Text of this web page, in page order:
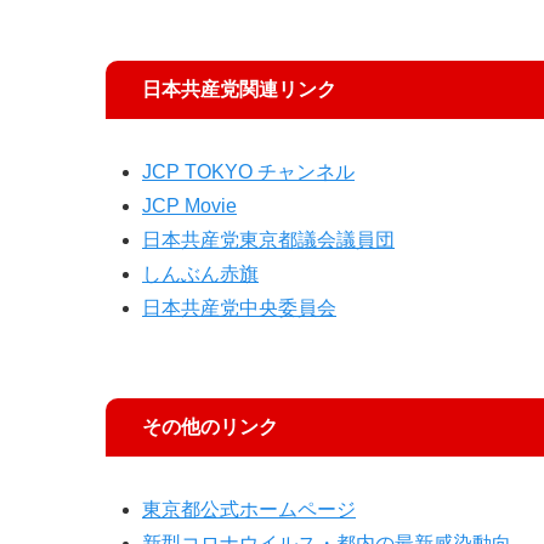
日本共産党関連リンク
JCP TOKYO チャンネル
JCP Movie
日本共産党東京都議会議員団
しんぶん赤旗
日本共産党中央委員会
その他のリンク
東京都公式ホームページ